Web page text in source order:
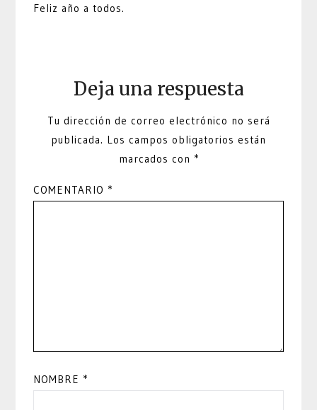
Feliz año a todos.
Deja una respuesta
Tu dirección de correo electrónico no será
publicada. Los campos obligatorios están
marcados con *
COMENTARIO *
NOMBRE *